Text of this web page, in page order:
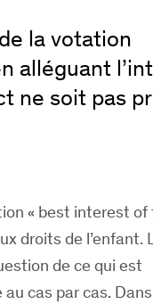
la votation
alléguant
ne soit pas
« best interest of
droits de l’enfant.
de ce qui est
cas par cas.